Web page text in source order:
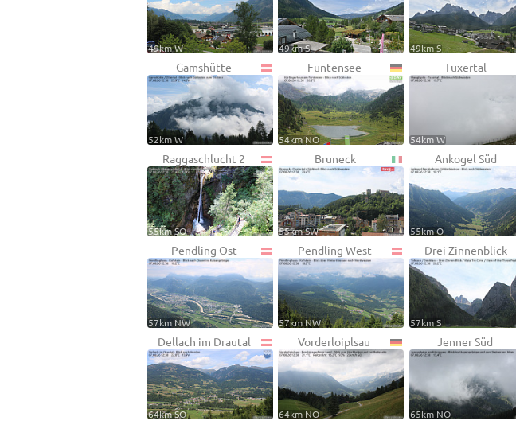
49km W 49km S 49km S
Gamshütte
52km W
Funtensee
54km NO
Tuxertal
54km W
Raggaschlucht 2
55km SO
Bruneck
55km SW
Ankogel Süd
55km O
Pendling Ost
57km NW
Pendling West
57km NW
Drei Zinnenblick
57km S
Dellach im Drautal
64km SO
Vorderloiplsau
64km NO
Jenner Süd
65km NO